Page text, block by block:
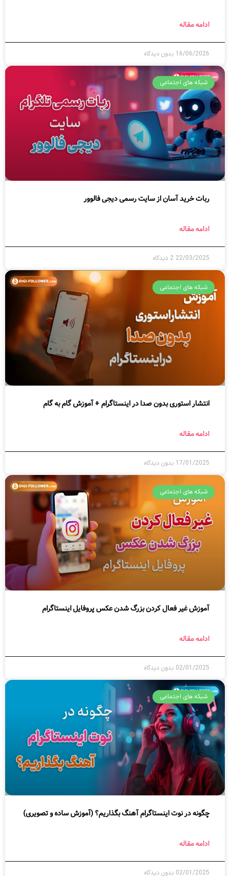
ادامه مقاله
16/06/2026 بدون دیدگاه
شبکه های اجتماعی
ربات خرید آسان از سایت رسمی دیجی فالوور
ادامه مقاله
22/03/2025 2 دیدگاه
شبکه های اجتماعی
انتشار استوری بدون صدا در اینستاگرام + آموزش گام به گام
ادامه مقاله
17/01/2025 بدون دیدگاه
شبکه های اجتماعی
آموزش غیر فعال کردن بزرگ شدن عکس پروفایل اینستاگرام
ادامه مقاله
02/01/2025 بدون دیدگاه
شبکه های اجتماعی
چگونه در نوت اینستاگرام آهنگ بگذاریم؟ (آموزش ساده و تصویری)
ادامه مقاله
02/01/2025 بدون دیدگاه